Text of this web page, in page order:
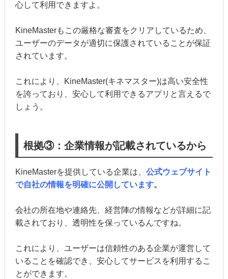
心して利用できますよ。
KineMasterもこの厳格な審査をクリアしているため、
ユーザーのデータが適切に保護されていることが保証
されています。
これにより、KineMaster(キネマスター)は高い安全性
を誇っており、安心して利用できるアプリと言えるで
しょう。
根拠③：企業情報が記載されているから
KineMasterを提供している企業は、 公式ウェブサイト
で自社の情報を明確に公開しています。
会社の所在地や連絡先、経営陣の情報などが詳細に記
載されており、透明性を保っているんですね。
これにより、ユーザーは信頼性のある企業が運営して
いることを確認でき、安心してサービスを利用するこ
とができます。